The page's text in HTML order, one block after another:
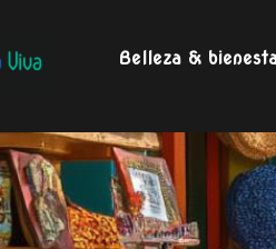
Belleza &